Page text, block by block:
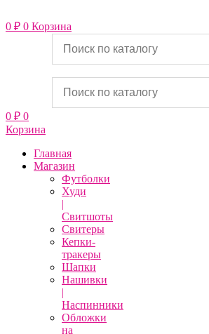
к
содержимому
0 ₽ 0 Корзина
0 ₽ 0
Корзина
Главная
Магазин
Футболки
Худи
|
Свитшоты
Свитеры
Кепки-
тракеры
Шапки
Нашивки
|
Наспинники
Обложки
на